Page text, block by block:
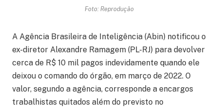
Foto: Reprodução
A Agência Brasileira de Inteligência (Abin) notificou o
ex-diretor Alexandre Ramagem (PL-RJ) para devolver
cerca de R$ 10 mil pagos indevidamente quando ele
deixou o comando do órgão, em março de 2022. O
valor, segundo a agência, corresponde a encargos
trabalhistas quitados além do previsto no